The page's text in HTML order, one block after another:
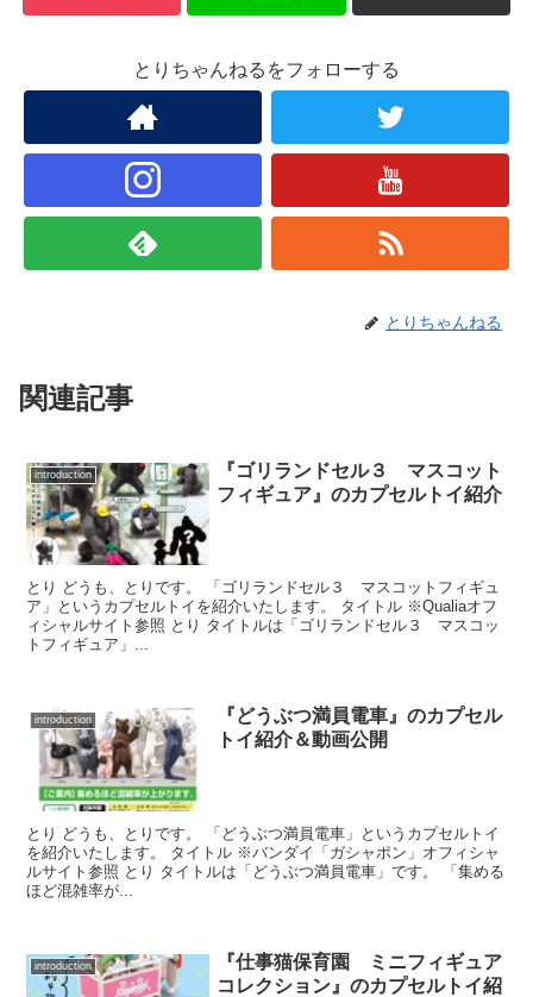
とりちゃんねるをフォローする
とりちゃんねる
関連記事
introduction
『ゴリランドセル３ マスコット
フィギュア』のカプセルトイ紹介
とり どうも、とりです。 「ゴリランドセル３ マスコットフィギュ
ア」というカプセルトイを紹介いたします。 タイトル ※Qualiaオフ
ィシャルサイト参照 とり タイトルは「ゴリランドセル３ マスコッ
トフィギュア」...
introduction
『どうぶつ満員電車』のカプセル
トイ紹介＆動画公開
とり どうも、とりです。 「どうぶつ満員電車」というカプセルトイ
を紹介いたします。 タイトル ※バンダイ「ガシャポン」オフィシャ
ルサイト参照 とり タイトルは「どうぶつ満員電車」です。 「集める
ほど混雑率が...
introduction
『仕事猫保育園 ミニフィギュア
コレクション』のカプセルトイ紹